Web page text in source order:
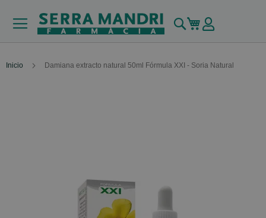
Buscar
Mi carrito
Inicio Damiana extracto natural 50ml Fórmula XXI - Soria Natural